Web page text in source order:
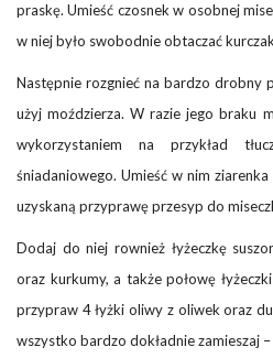
praskę. Umieść czosnek w osobnej
w niej było swobodnie obtaczać
Następnie rozgnieć na bardzo drobny
użyj moździerza. W razie jego braku
wykorzystaniem na przykład
śniadaniowego. Umieść w nim
uzyskaną przyprawę przesyp do
Dodaj do niej rownież łyżeczkę
oraz kurkumy, a także połowę
przypraw 4 łyżki oliwy z oliwek oraz
wszystko bardzo dokładnie zamieszaj